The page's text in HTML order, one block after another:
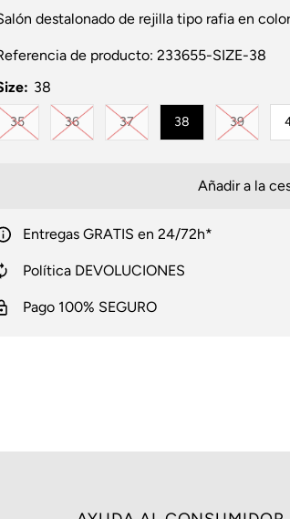
destalonado de rejilla tipo rafia en
de producto: 233655-SIZE-38
38
35Variante agotada o no disponible
36Variante agotada o no disponible
37Variante agotada o no
38 39
Entregas GRATIS en 24/72h*
Política DEVOLUCIONES
Pago 100% SEGURO